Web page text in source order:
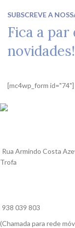
SUBSCREVE A
Fica a par
novidades!
[mc4wp_form id="74"]
Rua Armindo Costa
Trofa
938 039 803
(Chamada para rede